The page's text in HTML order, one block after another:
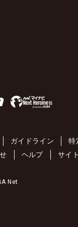
ガイドライン
特
ヘルプ サイ
Net